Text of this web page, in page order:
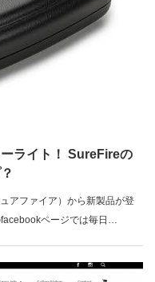
ライト！ SureFireの
アファイア）から新製品が登
ページでは毎日…